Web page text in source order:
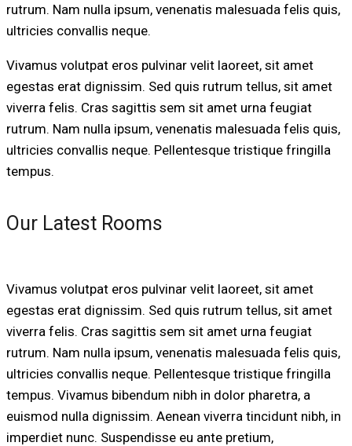
rutrum. Nam nulla ipsum, venenatis malesuada felis quis,
ultricies convallis neque.
Vivamus volutpat eros pulvinar velit laoreet, sit amet
egestas erat dignissim. Sed quis rutrum tellus, sit amet
viverra felis. Cras sagittis sem sit amet urna feugiat
rutrum. Nam nulla ipsum, venenatis malesuada felis quis,
ultricies convallis neque. Pellentesque tristique fringilla
tempus.
Our Latest Rooms
Vivamus volutpat eros pulvinar velit laoreet, sit amet
egestas erat dignissim. Sed quis rutrum tellus, sit amet
viverra felis. Cras sagittis sem sit amet urna feugiat
rutrum. Nam nulla ipsum, venenatis malesuada felis quis,
ultricies convallis neque. Pellentesque tristique fringilla
tempus. Vivamus bibendum nibh in dolor pharetra, a
euismod nulla dignissim. Aenean viverra tincidunt nibh, in
imperdiet nunc. Suspendisse eu ante pretium,